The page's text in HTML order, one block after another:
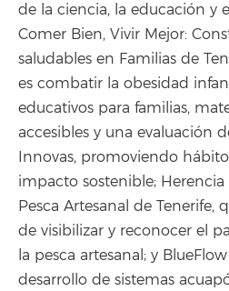
de la ciencia, la educación y
Comer Bien, Vivir Mejor:
saludables en Familias de
es combatir la obesidad
educativos para familias,
accesibles y una evaluación
Innovas, promoviendo
impacto sostenible; Herencia
Pesca Artesanal de Tenerife,
de visibilizar y reconocer el
la pesca artesanal; y
desarrollo de sistemas